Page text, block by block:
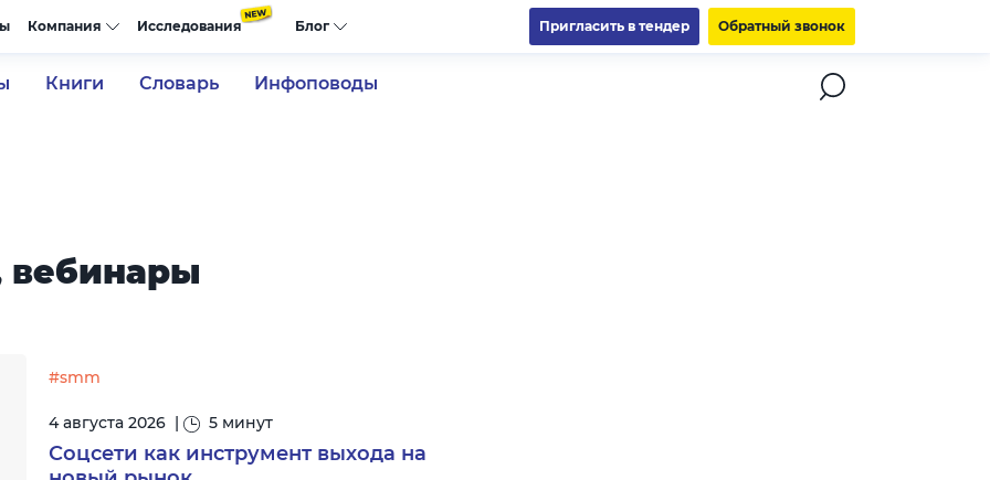
Компания Исследования Блог Пригласить в тендер Обратный звонок
Книги Словарь Инфоповоды
вебинары
#smm
4 августа 2026 | 5 минут
Соцсети как инструмент выхода на